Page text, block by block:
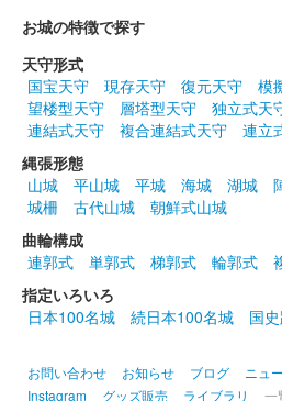
2024年12月21、22日に開催されたお
ースにて販売された御城印。
姫路城 御城印 世界遺産登
販売終了
2024年12月21、22日に開催されたお
「Prijewe∞（プリ･ジュエ）」ブース
城EXPO in 姫路版のものから左下の
れてい……
販売終了
お城の特徴で探す
天守形式
国宝天守
現存天守 復元天守 模
望楼型天守
層塔型天守 独立式天
連結式天守
複合連結式天守
連立
縄張形態
山城
平山城 平城 海城 湖城
城柵
古代山城
朝鮮式山城
曲輪構成
連郭式
単郭式 梯郭式 輪郭式
指定いろいろ
日本100名城
続日本100名城 国
お問い合わせ お知らせ ブログ ニュ
Instagram
グッズ販売 ライブラリ 一